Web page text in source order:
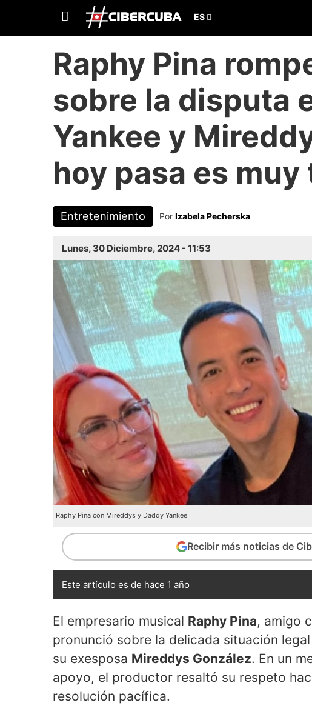
Raphy Pina
sobre la disputa
Yankee y
hoy pasa es
Entretenimiento Por Izabela Pecherska
Lunes, 30 Diciembre, 2024 - 11:53
Raphy Pina con Mireddys y Daddy Yankee
Recibir más noticias de
Este artículo es de hace 1 año
El empresario musical Raphy Pina, amigo
pronunció sobre la delicada situación
su exesposa Mireddys González. En un
apoyo, el productor resaltó su respeto
resolución pacífica.